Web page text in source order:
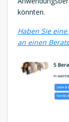
könnten.
Haben Sie
an einen